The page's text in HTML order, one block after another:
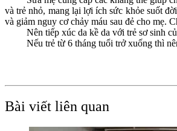
và trẻ nhỏ, mang lại lợi ích sức khỏe suốt
và giảm nguy cơ chảy máu sau đẻ cho mẹ.
Nên tiếp xúc da kề da với trẻ sơ sinh của
Nếu trẻ từ 6 tháng tuổi trở xuống thì nên
Bài viết liên quan